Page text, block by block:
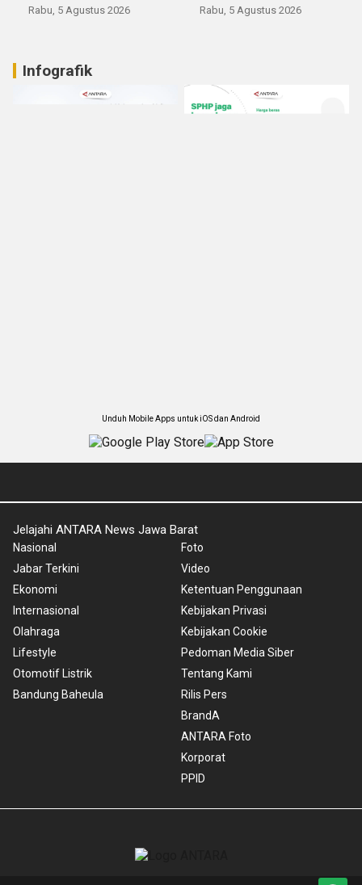
Rabu, 5 Agustus 2026 Rabu, 5 Agustus 2026
Infografik
Unduh Mobile Apps untuk iOS dan Android
Jelajahi ANTARA News Jawa Barat
Nasional
Jabar Terkini
Ekonomi
Internasional
Olahraga
Lifestyle
Otomotif Listrik
Bandung Baheula
Foto
Video
Ketentuan Penggunaan
Kebijakan Privasi
Kebijakan Cookie
Pedoman Media Siber
Tentang Kami
Rilis Pers
BrandA
ANTARA Foto
Korporat
PPID